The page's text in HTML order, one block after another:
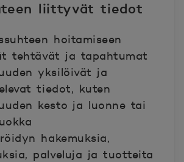
liittyvät tiedot
hoitamiseen
tehtävät ja tapahtumat
yksilöivät ja
tiedot, kuten
kesto ja luonne tai
hakemuksia,
palveluja ja tuotteita